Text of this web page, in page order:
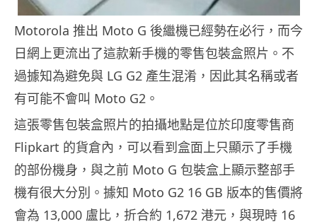
Motorola 推出 Moto G 後繼機已經勢在必行，而今
日網上更流出了這款新手機的零售包裝盒照片。不
過據知為避免與 LG G2 產生混淆，因此其名稱或者
有可能不會叫 Moto G2。
這張零售包裝盒照片的拍攝地點是位於印度零售商
Flipkart 的貨倉內，可以看到盒面上只顯示了手機
的部份機身，與之前 Moto G 包裝盒上顯示整部手
機有很大分別。據知 Moto G2 16 GB 版本的售價將
會為 13,000 盧比，折合約 1,672 港元，與現時 16